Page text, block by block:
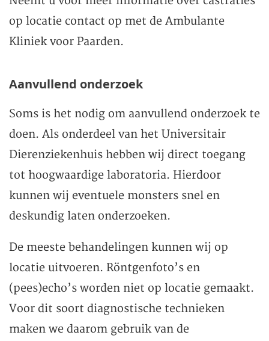
op locatie contact op met de Ambulante
Kliniek voor Paarden.
Aanvullend onderzoek
Soms is het nodig om aanvullend onderzoek te
doen. Als onderdeel van het Universitair
Dierenziekenhuis hebben wij direct toegang
tot hoogwaardige laboratoria. Hierdoor
kunnen wij eventuele monsters snel en
deskundig laten onderzoeken.
De meeste behandelingen kunnen wij op
locatie uitvoeren. Röntgenfoto’s en
(pees)echo’s worden niet op locatie gemaakt.
Voor dit soort diagnostische technieken
maken we daarom gebruik van de